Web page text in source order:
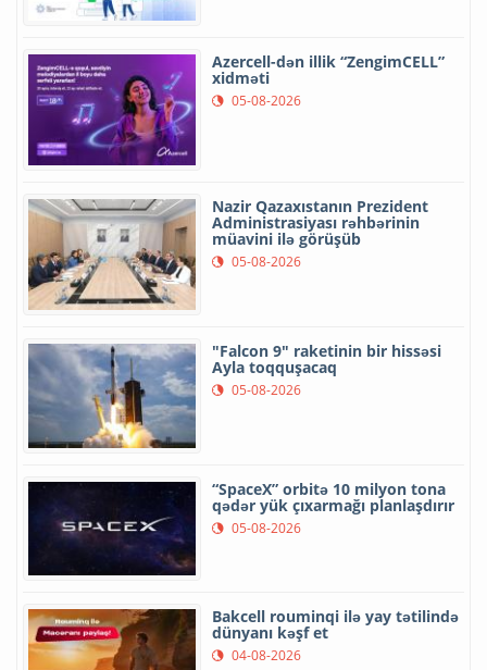
Azercell-dən illik “ZengimCELL”
xidməti
05-08-2026
Nazir Qazaxıstanın Prezident
Administrasiyası rəhbərinin
müavini ilə görüşüb
05-08-2026
"Falcon 9" raketinin bir hissəsi
Ayla toqquşacaq
05-08-2026
“SpaceX” orbitə 10 milyon tona
qədər yük çıxarmağı planlaşdırır
05-08-2026
Bakcell rouminqi ilə yay tətilində
dünyanı kəşf et
04-08-2026